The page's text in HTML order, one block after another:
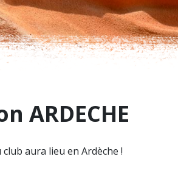
ARDECHE
aura lieu en Ardèche !